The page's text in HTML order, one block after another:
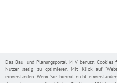
Das Bau- und Planungsportal M-V benutzt
Nutzer stetig zu optimieren. Mit Klick auf
einverstanden. Wenn Sie hiermit nicht